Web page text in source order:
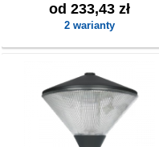
od 233,43 zł
2 warianty